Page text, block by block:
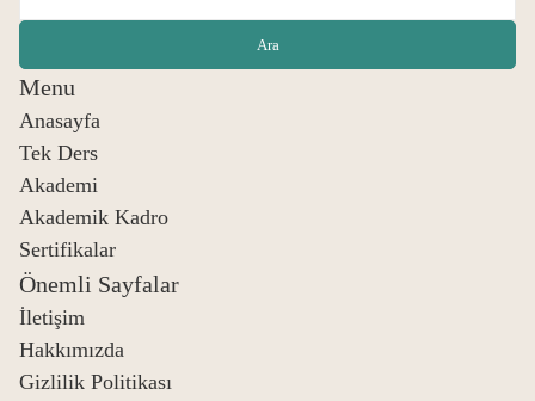
Menu
Anasayfa
Tek Ders
Akademi
Akademik Kadro
Sertifikalar
Önemli Sayfalar
İletişim
Hakkımızda
Gizlilik Politikası